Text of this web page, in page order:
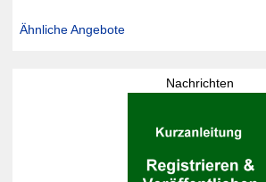
Ähnliche Angebote
Nachrichten